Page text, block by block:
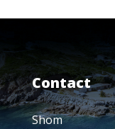
Contact
Shom